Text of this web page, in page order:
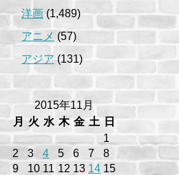
洋画 (1,489)
アニメ (57)
アジア(131)
2015年11月
月 火 水 木 金 土
日
1
2
3 4 5 6 7
8
9
10 11 12 13 14 15